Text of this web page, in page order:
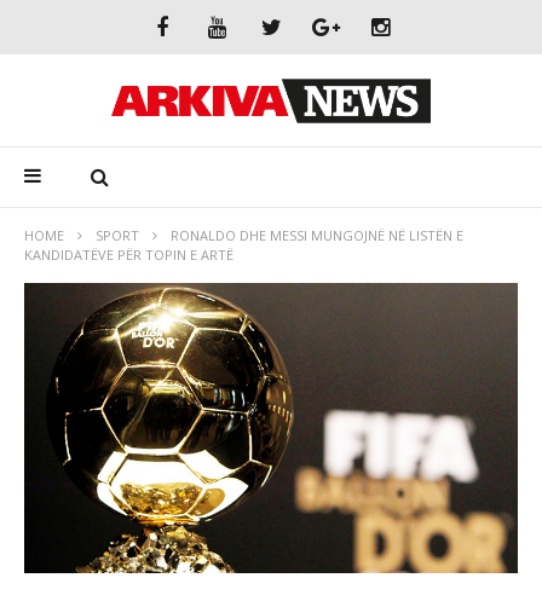
HOME SPORT
RONALDO DHE MESSI MUNGOJNË NË LISTËN E
KANDIDATËVE PËR TOPIN E ARTË